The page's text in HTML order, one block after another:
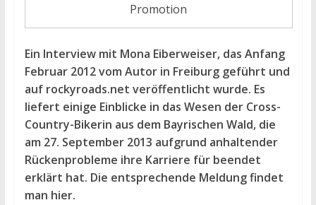
Promotion
Ein Interview mit Mona Eiberweiser, das Anfang
Februar 2012 vom Autor in Freiburg geführt und
auf rockyroads.net veröffentlicht wurde. Es
liefert einige Einblicke in das Wesen der Cross-
Country-Bikerin aus dem Bayrischen Wald, die
am 27. September 2013 aufgrund anhaltender
Rückenprobleme ihre Karriere für beendet
erklärt hat. Die entsprechende Meldung findet
man hier.